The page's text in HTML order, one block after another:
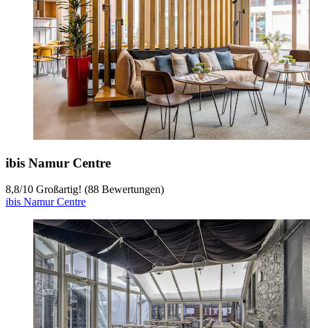
ibis Namur Centre
8,8/10 Großartig! (88 Bewertungen)
ibis Namur Centre